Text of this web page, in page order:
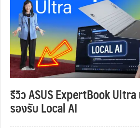
รีวิว ASUS ExpertBook Ultra
รองรับ Local AI